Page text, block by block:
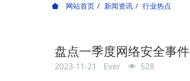
网站首页 新闻资讯 行业热点
盘点一季度网络安全事件
2023-11-21 Ever 528